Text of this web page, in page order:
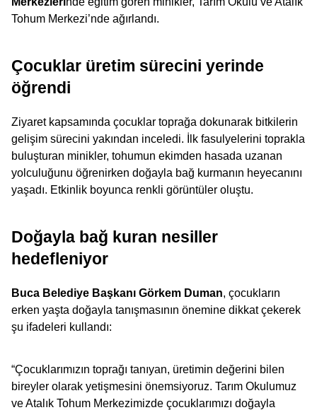
Tohum Merkezi’nde ağırlandı.
Çocuklar üretim sürecini yerinde
öğrendi
Ziyaret kapsamında çocuklar toprağa dokunarak bitkilerin
gelişim sürecini yakından inceledi. İlk fasulyelerini toprakla
buluşturan minikler, tohumun ekimden hasada uzanan
yolculuğunu öğrenirken doğayla bağ kurmanın heyecanını
yaşadı. Etkinlik boyunca renkli görüntüler oluştu.
Doğayla bağ kuran nesiller
hedefleniyor
Buca Belediye Başkanı Görkem Duman, çocukların
erken yaşta doğayla tanışmasının önemine dikkat çekerek
şu ifadeleri kullandı:
“Çocuklarımızın toprağı tanıyan, üretimin değerini bilen
bireyler olarak yetişmesini önemsiyoruz. Tarım Okulumuz
ve Atalık Tohum Merkezimizde çocuklarımızı doğayla